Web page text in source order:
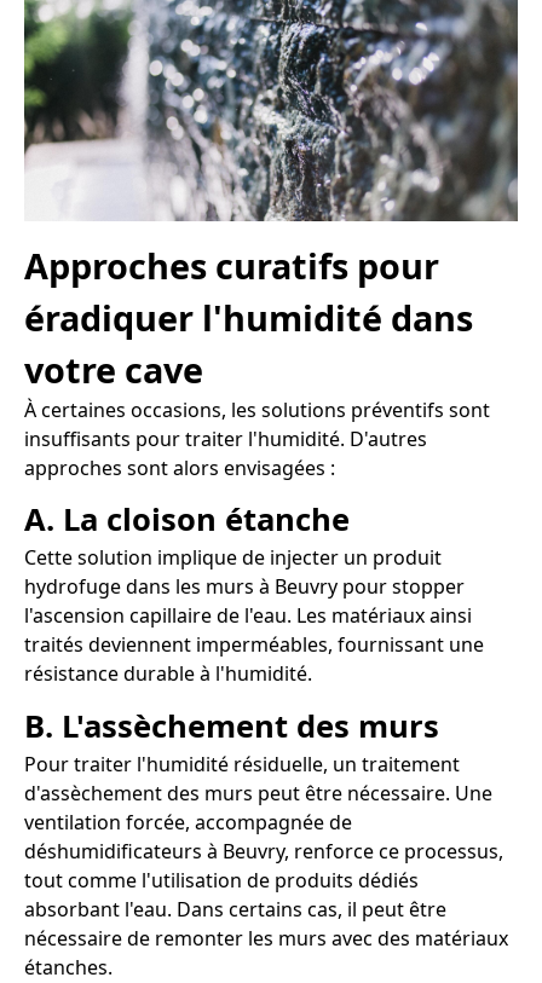
Approches curatifs pour
éradiquer l'humidité dans
votre cave
À certaines occasions, les solutions préventifs sont
insuffisants pour traiter l'humidité. D'autres
approches sont alors envisagées :
A. La cloison étanche
Cette solution implique de injecter un produit
hydrofuge dans les murs à Beuvry pour stopper
l'ascension capillaire de l'eau. Les matériaux ainsi
traités deviennent imperméables, fournissant une
résistance durable à l'humidité.
B. L'assèchement des murs
Pour traiter l'humidité résiduelle, un traitement
d'assèchement des murs peut être nécessaire. Une
ventilation forcée, accompagnée de
déshumidificateurs à Beuvry, renforce ce processus,
tout comme l'utilisation de produits dédiés
absorbant l'eau. Dans certains cas, il peut être
nécessaire de remonter les murs avec des matériaux
étanches.